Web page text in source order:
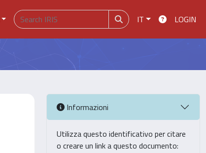
IT LOGIN
Informazioni
Utilizza questo identificativo per citare
o creare un link a questo documento: